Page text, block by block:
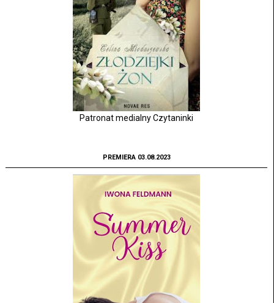
Patronat medialny Czytaninki
PREMIERA 03.08.2023